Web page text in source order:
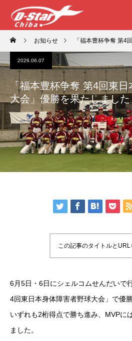
お知らせ 「福本豊杯争奪 第4回東日本
2026.06.07
「福本豊杯争奪 第4回東
大会」優勝を果たしました
この記事のタイトルとURL
6月5日・6日にシェルコムせんだいで
4回東日本身体障害者野球大会」で優
いずれも2桁得点で勝ち進み、MVPに
ました。